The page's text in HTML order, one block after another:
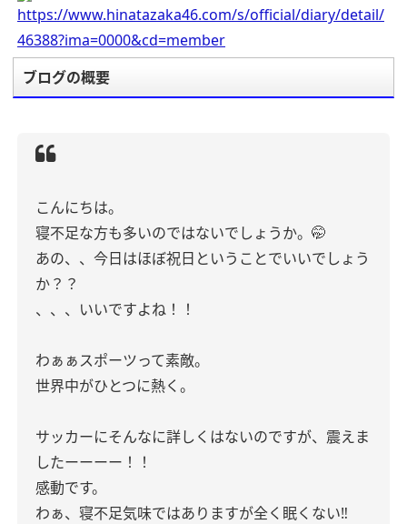
https://www.hinatazaka46.com/s/official/diary/detail/
46388?ima=0000&cd=member
ブログの概要
こんにちは。
寝不足な方も多いのではないでしょうか。🤭
あの、、今日はほぼ祝日ということでいいでしょう
か？？
、、、いいですよね！！
わぁぁスポーツって素敵。
世界中がひとつに熱く。
サッカーにそんなに詳しくはないのですが、震えま
したーーーー！！
感動です。
わぁ、寝不足気味ではありますが全く眠くない‼︎